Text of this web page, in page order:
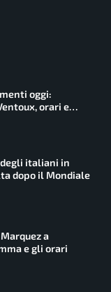
oggi:
orari e
italiani in
dopo il Mondiale
a
e gli orari